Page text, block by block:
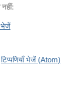
नहीं:
भेजें
टिप्पणियाँ भेजें (Atom)